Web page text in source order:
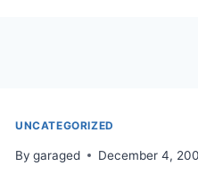
UNCATEGORIZED
By garaged December 4,